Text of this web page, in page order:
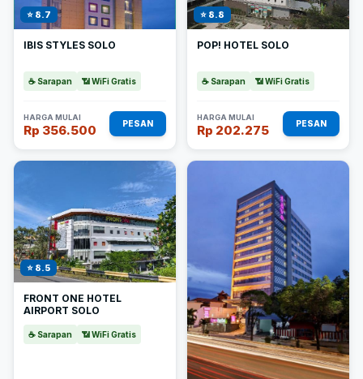
⭐ 8.7
IBIS STYLES SOLO
☕ Sarapan 📶 WiFi Gratis
HARGA MULAI
Rp 356.500 PESAN
⭐ 8.8
POP! HOTEL SOLO
☕ Sarapan 📶 WiFi Gratis
HARGA MULAI
Rp 202.275 PESAN
⭐ 8.5
FRONT ONE HOTEL
AIRPORT SOLO
☕ Sarapan 📶 WiFi Gratis